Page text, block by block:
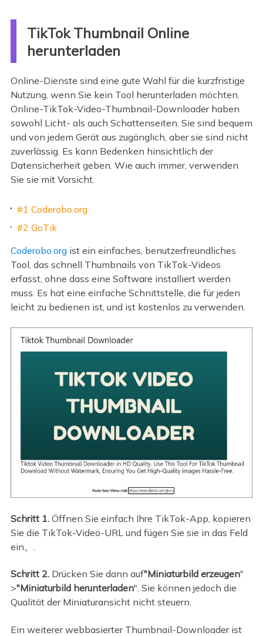
TikTok Thumbnail Online
herunterladen
Online-Dienste sind eine gute Wahl für die kurzfristige
Nutzung, wenn Sie kein Tool herunterladen möchten.
Online-TikTok-Video-Thumbnail-Downloader haben
sowohl Licht- als auch Schattenseiten. Sie sind bequem
und von jedem Gerät aus zugänglich, aber sie sind nicht
zuverlässig. Es kann Bedenken hinsichtlich der
Datensicherheit geben. Wie auch immer, verwenden
Sie sie mit Vorsicht.
#1 Coderobo.org
#2 GoTik
Coderobo.orgist ein einfaches, benutzerfreundliches
Tool, das schnell Thumbnails von TikTok-Videos
erfasst, ohne dass eine Software installiert werden
muss. Es hat eine einfache Schnittstelle, die für jeden
leicht zu bedienen ist, und ist kostenlos zu verwenden.
Schritt 1.Öffnen Sie einfach Ihre TikTok-App, kopieren
Sie die TikTok-Video-URL und fügen Sie sie in das Feld
ein。.
Schritt 2. Drücken Sie dann auf"Miniaturbild erzeugen"
>"Miniaturbild herunterladen". Sie können jedoch die
Qualität der Miniaturansicht nicht steuern.
Ein weiterer webbasierter Thumbnail-Downloader ist